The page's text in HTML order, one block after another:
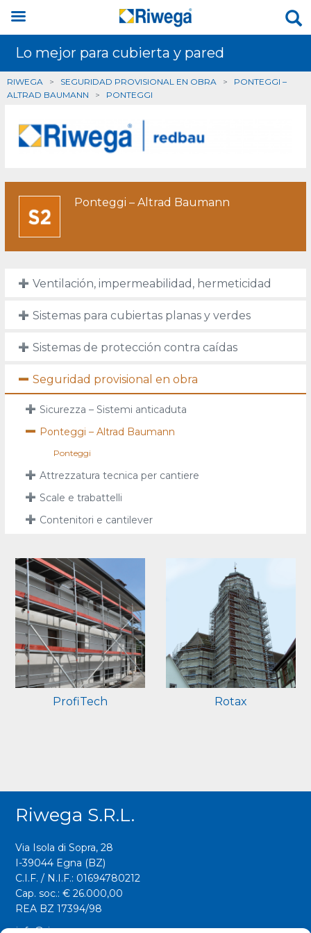
Lo mejor para cubierta y pared
RIWEGA > SEGURIDAD PROVISIONAL EN OBRA > PONTEGGI –
ALTRAD BAUMANN > PONTEGGI
Ponteggi – Altrad Baumann
Ventilación, impermeabilidad, hermeticidad
Sistemas para cubiertas planas y verdes
Sistemas de protección contra caídas
Seguridad provisional en obra
Sicurezza – Sistemi anticaduta
Ponteggi – Altrad Baumann
Ponteggi
Attrezzatura tecnica per cantiere
Scale e trabattelli
Contenitori e cantilever
ProfiTech Rotax
Riwega S.r.l.
Via Isola di Sopra, 28
I-39044 Egna (BZ)
C.I.F. / N.I.F.: 01694780212
Cap. soc.: € 26.000,00
REA BZ 17394/98